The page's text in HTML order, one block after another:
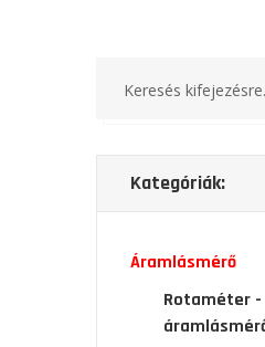
Kategóriák:
Áramlásmérő
Rotaméter